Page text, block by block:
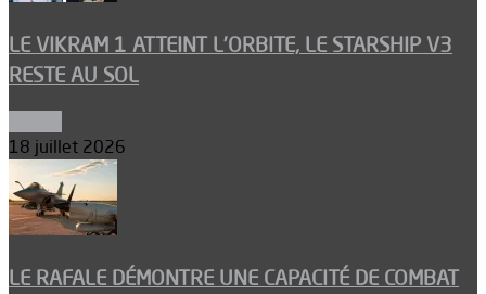
LE VIKRAM 1 ATTEINT L’ORBITE, LE STARSHIP V3
RESTE AU SOL
18 juillet 2026
LE RAFALE DÉMONTRE UNE CAPACITÉ DE COMBAT